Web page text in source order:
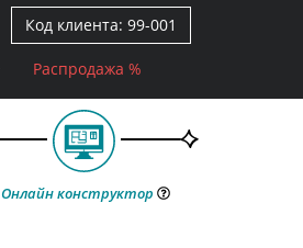
Код клиента: 99-001
Распродажа %
Онлайн конструктор